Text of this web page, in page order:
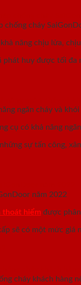
chống cháy
năng chịu lửa,
phát huy được tối đa
ngăn cháy và
cụ có khả năng
sự tấn công,
năm 2022
thoát hiểm được
sẽ có một mức
cháy khách hàng